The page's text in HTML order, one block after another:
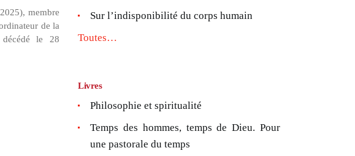
membre
de la
le 28
Sur l’indisponibilité du corps humain
Toutes…
Livres
Philosophie et spiritualité
Temps des hommes, temps de Dieu. Pour
une pastorale du temps